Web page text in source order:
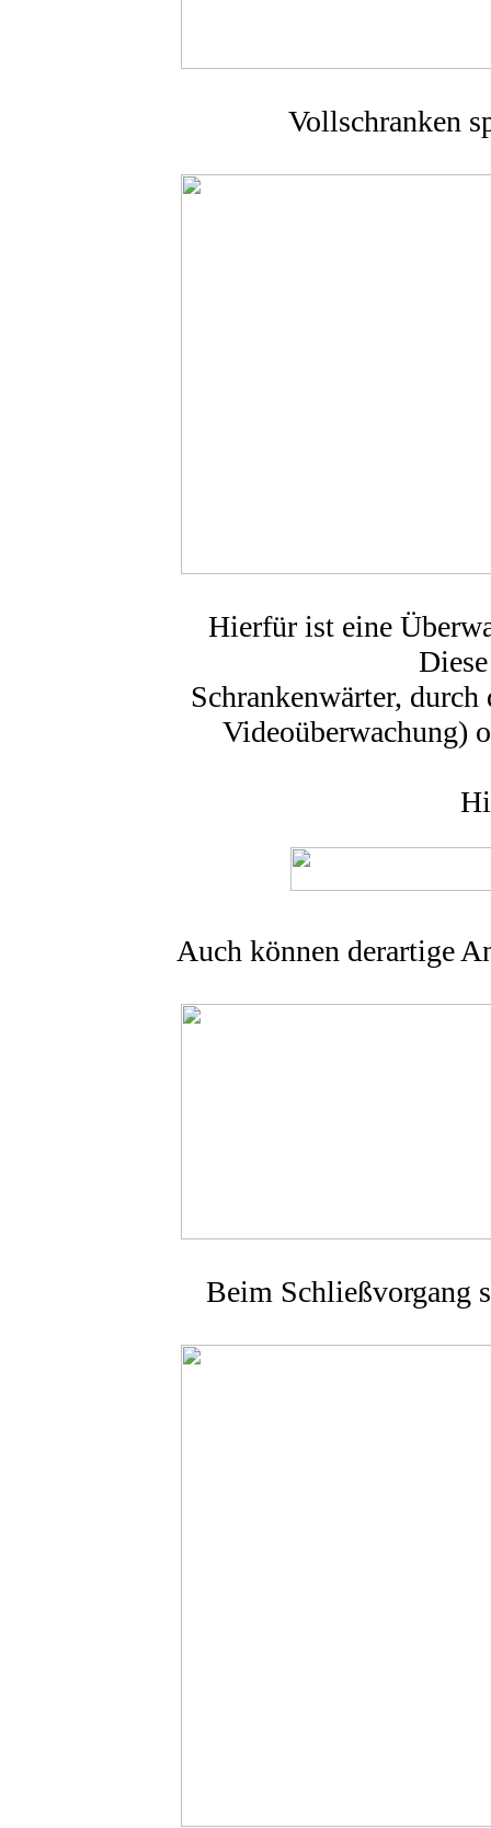
Vollschranken
Hierfür ist eine
Schrankenwärter,
Videoüberwachung)
Auch können derartige
Beim Schließvorgang